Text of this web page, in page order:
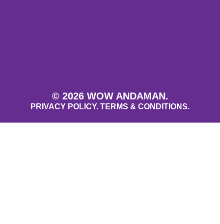
© 2026 WOW ANDAMAN.
PRIVACY POLICY. TERMS & CONDITIONS.